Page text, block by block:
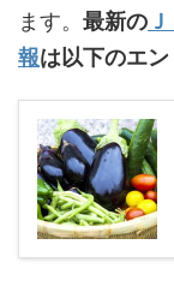
ます。 最新の
報は以下のエン